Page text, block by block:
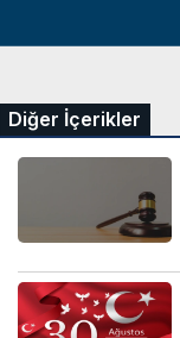
Diğer İçerikler